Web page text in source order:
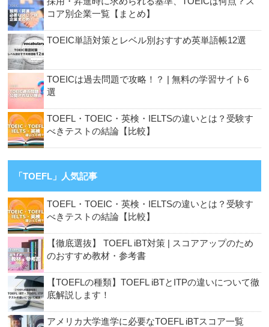
コア別企業一覧【まとめ】
TOEIC単語対策とレベル別おすすめ英単語帳12選
TOEICは過去問題で攻略！？ | 無料の学習サイト6
選
TOEFL・TOEIC・英検・IELTSの違いとは？受験す
べきテストの結論【比較】
「TOEFL」人気記事
TOEFL・TOEIC・英検・IELTSの違いとは？受験す
べきテストの結論【比較】
【徹底選抜】 TOEFL iBT対策 | スコアアップのため
のおすすめ教材・参考書
【TOEFLの種類】TOEFL iBTとITPの違いについて徹
底解説します！
アメリカ大学進学に必要なTOEFL iBTスコア一覧